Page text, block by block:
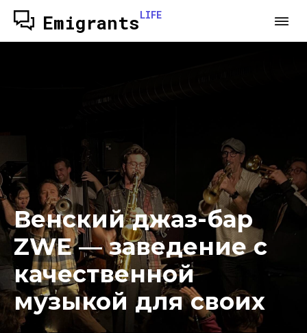
EmigrantsLIFE
Венский джаз-бар
ZWE — заведение с
качественной
музыкой для своих